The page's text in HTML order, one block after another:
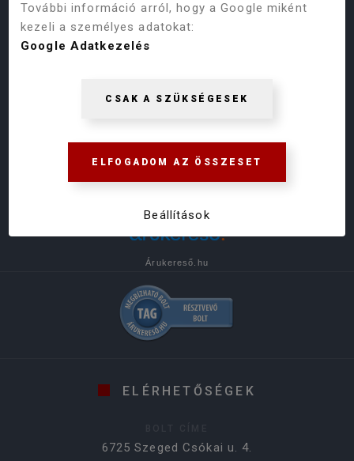
HASZNOS LINKEK
Termékeink Vásárlás menete
Adatvédelmi Szabályzat
Gyakori kérdések
Árukereső.hu
ELÉRHETŐSÉGEK
6725 Szeged Csókai u. 4.
További információ arról, hogy a Google miként
kezeli a személyes adatokat:
Google Adatkezelés
CSAK A SZÜKSÉGESEK
ELFOGADOM AZ ÖSSZESET
Beállítások